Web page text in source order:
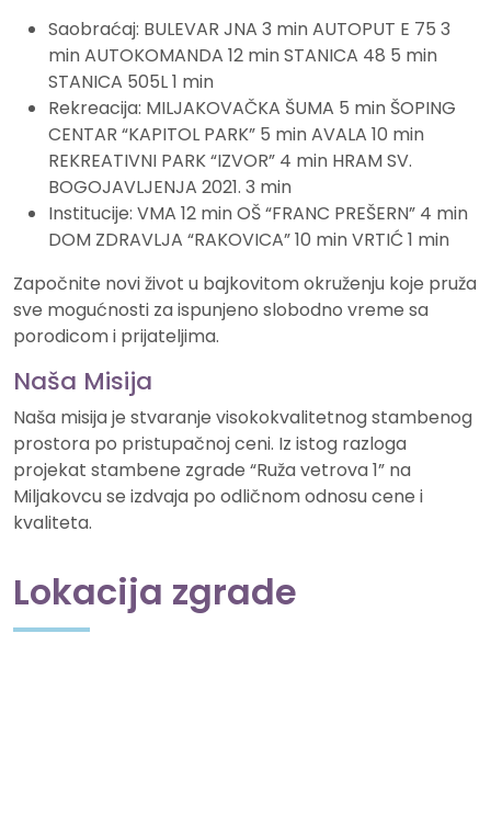
Saobraćaj: BULEVAR JNA 3 min AUTOPUT E 75 3
min AUTOKOMANDA 12 min STANICA 48 5 min
STANICA 505L 1 min
Rekreacija: MILJAKOVAČKA ŠUMA 5 min ŠOPING
CENTAR “KAPITOL PARK” 5 min AVALA 10 min
REKREATIVNI PARK “IZVOR” 4 min HRAM SV.
BOGOJAVLJENJA 2021. 3 min
Institucije: VMA 12 min OŠ “FRANC PREŠERN” 4 min
DOM ZDRAVLJA “RAKOVICA” 10 min VRTIĆ 1 min
Započnite novi život u bajkovitom okruženju koje pruža
sve mogućnosti za ispunjeno slobodno vreme sa
porodicom i prijateljima.
Naša Misija
Naša misija je stvaranje visokokvalitetnog stambenog
prostora po pristupačnoj ceni. Iz istog razloga
projekat stambene zgrade “Ruža vetrova 1” na
Miljakovcu se izdvaja po odličnom odnosu cene i
kvaliteta.
Lokacija zgrade